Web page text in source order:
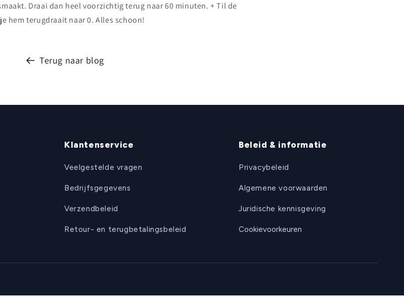
Draai dan heel voorzichtig terug naar 60 minuten. + Til de
hem terugdraait naar 0. Alles schoon!
Terug naar blog
Klantenservice
Veelgestelde vragen
Bedrijfsgegevens
Verzendbeleid
Retour- en terugbetalingsbeleid
Beleid & informatie
Privacybeleid
Algemene voorwaarden
Juridische kennisgeving
Cookievoorkeuren